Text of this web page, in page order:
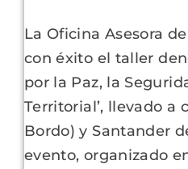
La Oficina Asesora
con éxito el taller
por la Paz, la
Territorial’, llevado a
Bordo) y Santander
evento, organizado